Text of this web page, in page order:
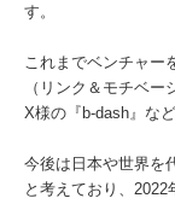
す。
これまでベンチャー
（リンク＆モチベ
X様の『b-dash』な
今後は日本や世界を
と考えており、